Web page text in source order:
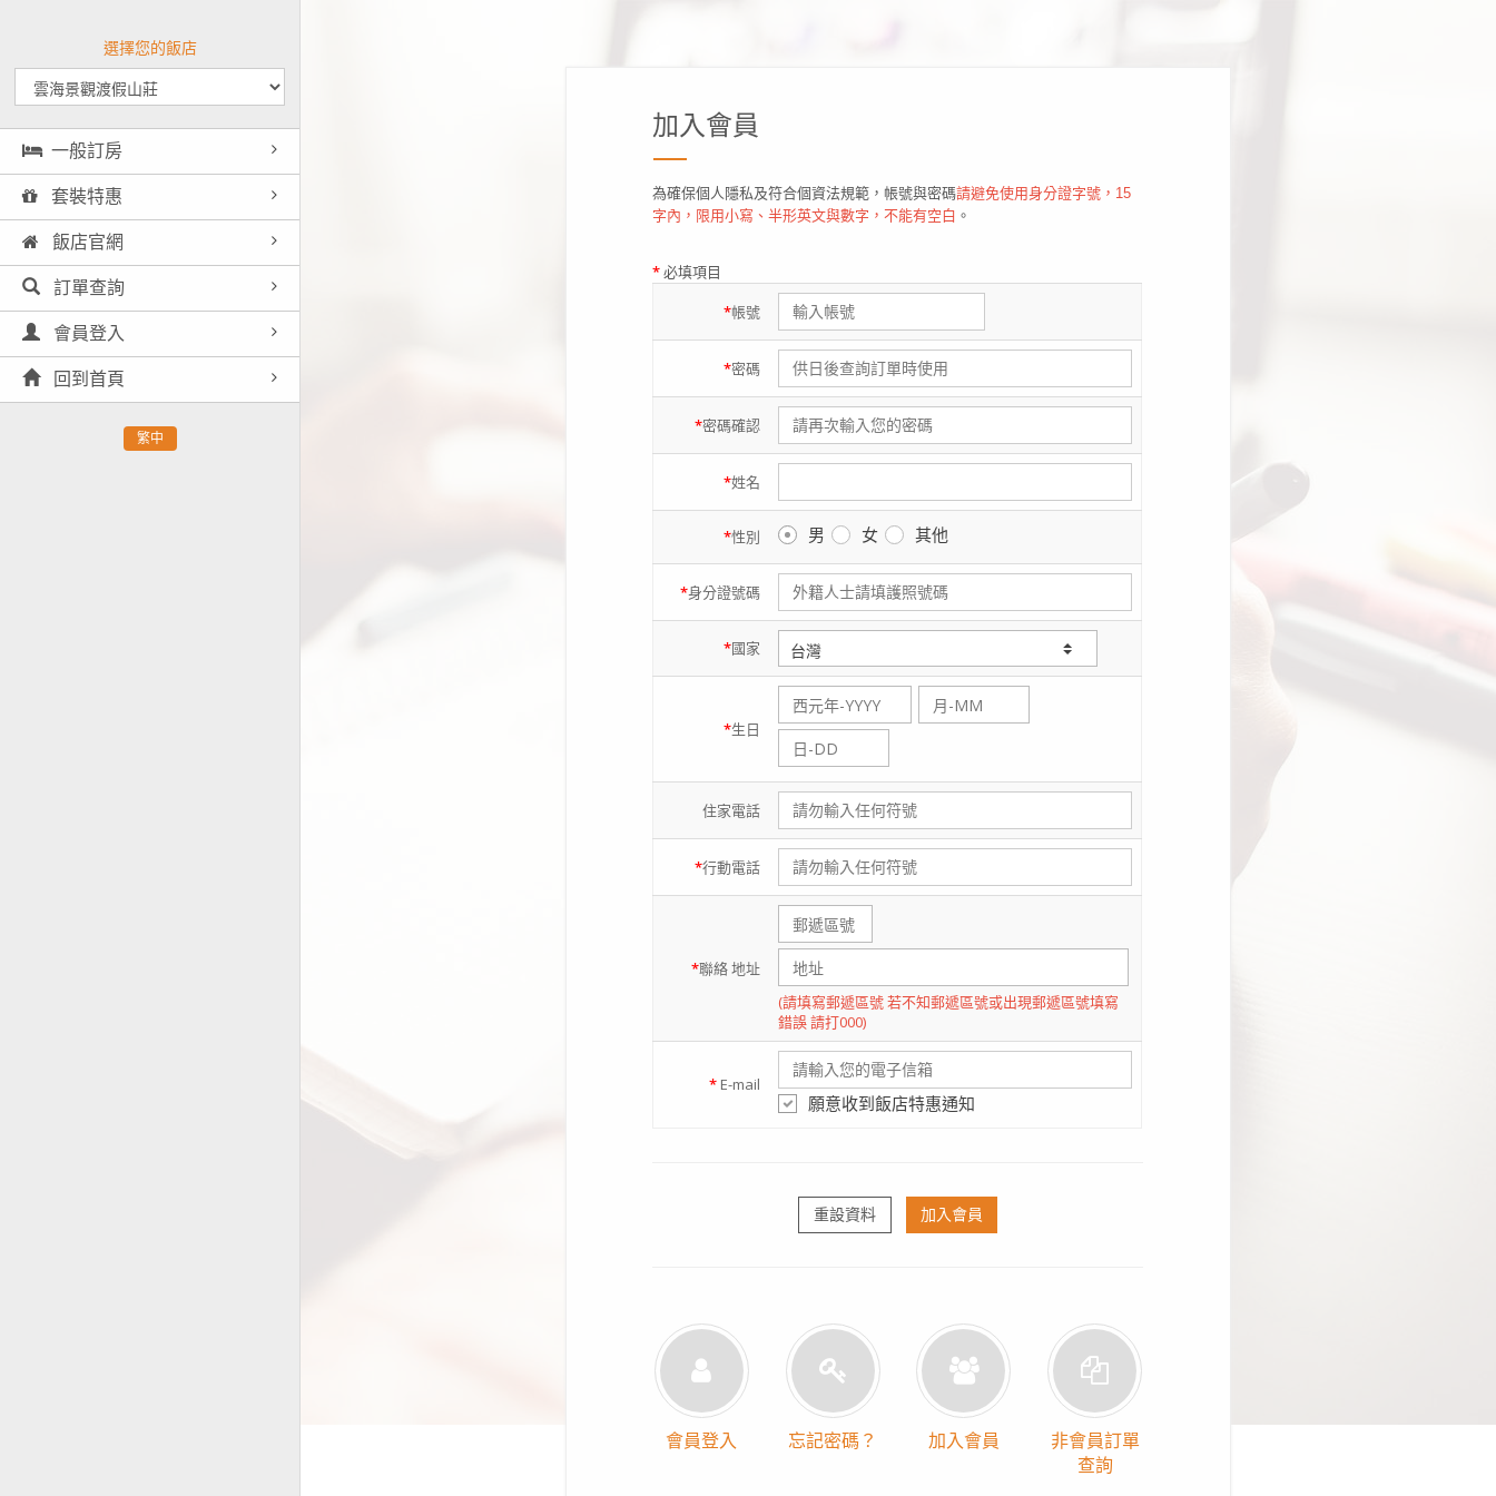
選擇您的飯店
一般訂房
套裝特惠
飯店官網
訂單查詢
會員登入
回到首頁
繁中
加入會員
為確保個人隱私及符合個資法規範，帳號與密碼請避免使用身分證字號，15
字內，限用小寫、半形英文與數字，不能有空白 。
*必填項目
*帳號
*密碼
*密碼確認
*姓名
*性別 男 女 其他
*身分證號碼
*國家
*生日
住家電話
*行動電話
*聯絡地址
(請填寫郵遞區號 若不知郵遞區號或出現郵遞區號填寫
錯誤 請打000)
* E-mail
願意收到飯店特惠通知
重設資料 加入會員
會員登入 忘記密碼？ 加入會員
非會員訂單
查詢